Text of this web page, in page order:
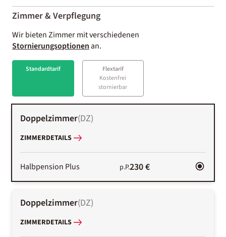
01-02
Zimmer & Verpflegung
Wir bieten Zimmer mit verschiedenen
Stornierungsoptionenan.
Standardtarif
Flextarif
Kostenfrei
stornierbar
Doppelzimmer(DZ)
ZIMMERDETAILS
Halbpension Plus p.P.230 €
Doppelzimmer(DZ)
ZIMMERDETAILS